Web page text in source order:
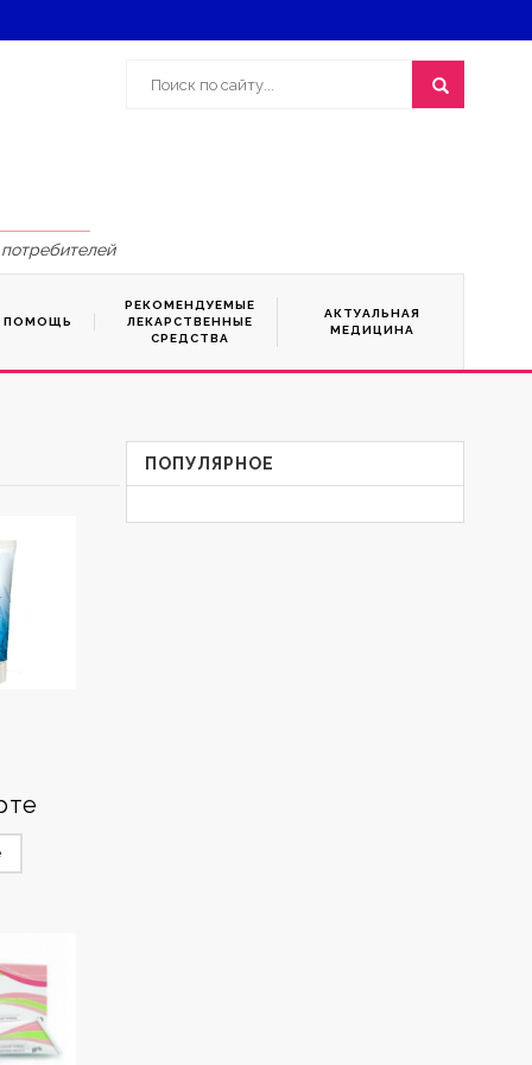
ПОМОЩЬ
РЕКОМЕНДУЕМЫЕ
ЛЕКАРСТВЕННЫЕ
СРЕДСТВА
АКТУАЛЬНАЯ
МЕДИЦИНА
ПОПУЛЯРНОЕ